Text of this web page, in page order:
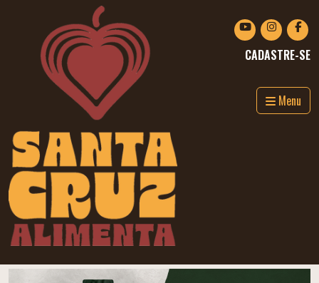
CADASTRE-SE
Menu